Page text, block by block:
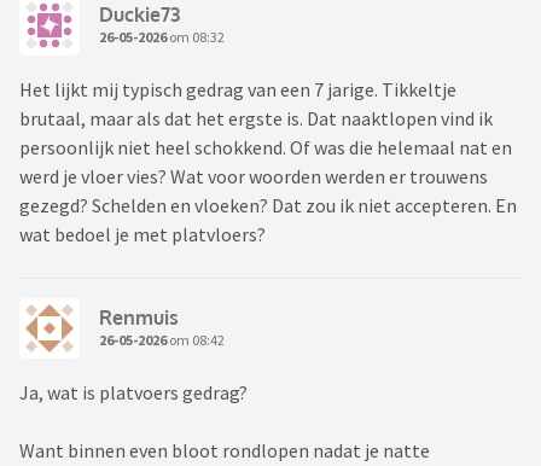
Duckie73
26-05-2026om 08:32
Het lijkt mij typisch gedrag van een 7 jarige. Tikkeltje
brutaal, maar als dat het ergste is. Dat naaktlopen vind ik
persoonlijk niet heel schokkend. Of was die helemaal nat en
werd je vloer vies? Wat voor woorden werden er trouwens
gezegd? Schelden en vloeken? Dat zou ik niet accepteren. En
wat bedoel je met platvloers?
Renmuis
26-05-2026om 08:42
Ja, wat is platvoers gedrag?
Want binnen even bloot rondlopen nadat je natte